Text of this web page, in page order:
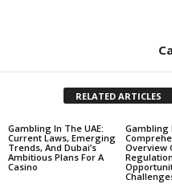
RELATED ARTICLES
Gambling In The UAE:
Current Laws, Emerging
Trends, And Dubai’s
Ambitious Plans For A
Casino
Gambling
Overview